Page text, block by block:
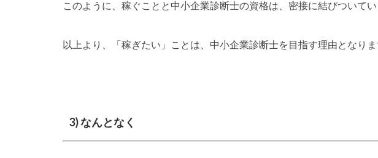
このように、稼ぐことと中小企業診断士の資格は、密接に結びついてい
以上より、「稼ぎたい」ことは、中小企業診断士を目指す理由となりま
3) なんとなく